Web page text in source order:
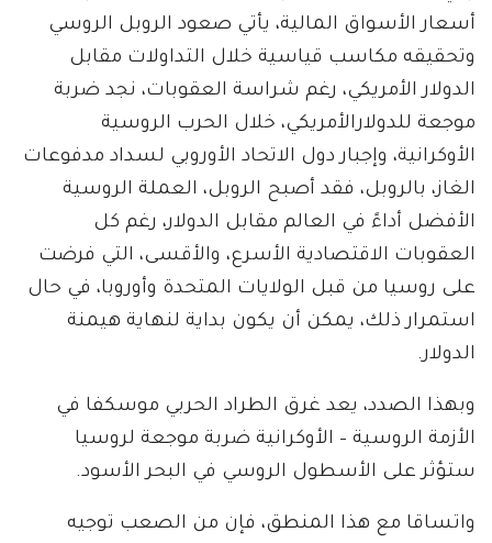
أسعار الأسواق المالية، يأتي صعود الروبل الروسي
وتحقيقه مكاسب قياسية خلال التداولات مقابل
الدولار الأمريكي، رغم شراسة العقوبات، نجد ضربة
موجعة للدولارالأمريكي، خلال الحرب الروسية
الأوكرانية، وإجبار دول الاتحاد الأوروبي لسداد مدفوعات
الغاز، بالروبل، فقد أصبح الروبل، العملة الروسية
الأفضل أداءً في العالم مقابل الدولار، رغم كل
العقوبات الاقتصادية الأسرع، والأقسى، التي فرضت
على روسيا من قبل الولايات المتحدة وأوروبا، في حال
استمرار ذلك، يمكن أن يكون بداية لنهاية هيمنة
الدولار.
وبهذا الصدد، يعد غرق الطراد الحربي موسكفا في
الأزمة الروسية – الأوكرانية ضربة موجعة لروسيا
ستؤثر على الأسطول الروسي في البحر الأسود.
واتساقا مع هذا المنطق، فإن من الصعب توجيه